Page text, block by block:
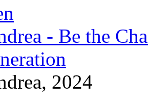
- Be the
2024